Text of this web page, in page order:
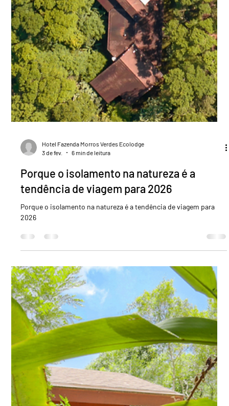
3 de fev.
6 min de leitura
Porque o isolamento na natureza é a
tendência de viagem para 2026
2026